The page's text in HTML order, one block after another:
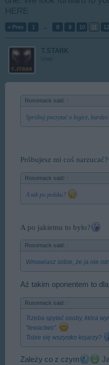
HERE
< Prev 1 ← 8 9 10 11 12
T.STARK
User
Rosomack said:
Spróbuj poczytać o logice, bardzo
Próbujesz mi coś narzucać?
Rosomack said:
A tak po polsku?
A po jakiemu to było?
Rosomack said:
Wmawiasz sobie, że ja nie
Aż takim oponentem to
Rosomack said:
Trzeba spytać osoby, która
"lewactwo".
Tobie się wszystko kojarzy?
Zależy co z czym